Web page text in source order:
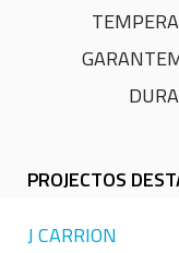
PROJECTOS
J CARRION